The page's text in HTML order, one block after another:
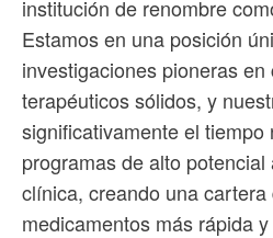
institución de renombre
Estamos en una posición
investigaciones pioneras en
terapéuticos sólidos, y
significativamente el
programas de alto
clínica, creando una cartera
medicamentos más rápida